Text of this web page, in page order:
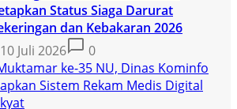
Status Siaga Darurat
dan Kebakaran 2026
10 Juli 2026 0